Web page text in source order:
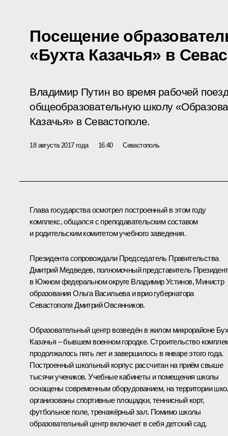
Посещение
«Бухта Казачья» в
Владимир Путин во время рабочей
общеобразовательную школу
Казачья» в Севастополе.
18 августа 2017 года 16:40 Севастополь
Глава государства осмотрел построенный в этом году
комплекс, общался с преподавательским составом
и родительским комитетом учебного заведения.
Президента сопровождали Председатель Правительства
Дмитрий Медведев, полномочный представитель
в Южном федеральном округе Владимир Устинов, Министр
образованияОльга Васильеваи врио губернатора
СевастополяДмитрий Овсянников.
Образовательный центр возведён в жилом микрорайоне
Казачья – бывшем военном городке. Строительство
продолжалось пять лет и завершилось в январе этого года.
Построенный школьный корпус рассчитан на приём свыше
тысячи учеников. Учебные кабинеты и помещения школы
оснащены современным оборудованием, на территории
организованы спортивные площадки, теннисный корт,
футбольное поле, тренажёрный зал. Помимо школы
образовательный центр включает в себя детский сад.